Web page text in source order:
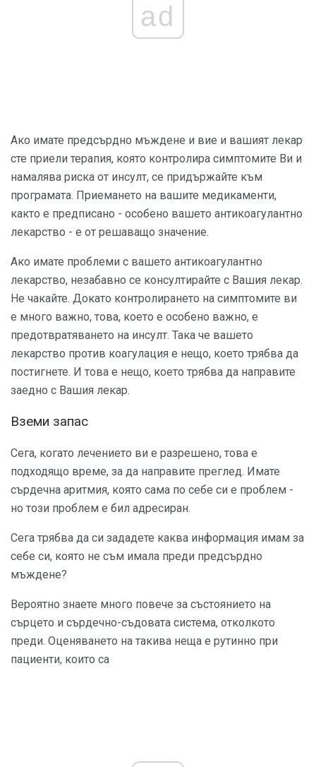
ad
Ако имате предсърдно мъждене и вие и вашият лекар
сте приели терапия, която контролира симптомите Ви и
намалява риска от инсулт, се придържайте към
програмата. Приемането на вашите медикаменти,
както е предписано - особено вашето антикоагулантно
лекарство - е от решаващо значение.
Ако имате проблеми с вашето антикоагулантно
лекарство, незабавно се консултирайте с Вашия лекар.
Не чакайте. Докато контролирането на симптомите ви
е много важно, това, което е особено важно, е
предотвратяването на инсулт. Така че вашето
лекарство против коагулация е нещо, което трябва да
постигнете. И това е нещо, което трябва да направите
заедно с Вашия лекар.
Вземи запас
Сега, когато лечението ви е разрешено, това е
подходящо време, за да направите преглед. Имате
сърдечна аритмия, която сама по себе си е проблем -
но този проблем е бил адресиран.
Сега трябва да си зададете каква информация имам за
себе си, която не съм имала преди предсърдно
мъждене?
Вероятно знаете много повече за състоянието на
сърцето и сърдечно-съдовата система, отколкото
преди. Оценяването на такива неща е рутинно при
пациенти, които са